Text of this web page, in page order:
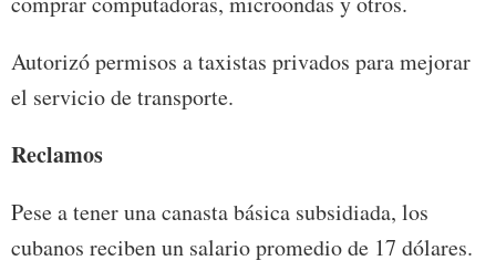
Autorizó permisos a taxistas privados para mejorar
el servicio de transporte.
Reclamos
Pese a tener una canasta básica subsidiada, los
cubanos reciben un salario promedio de 17 dólares.